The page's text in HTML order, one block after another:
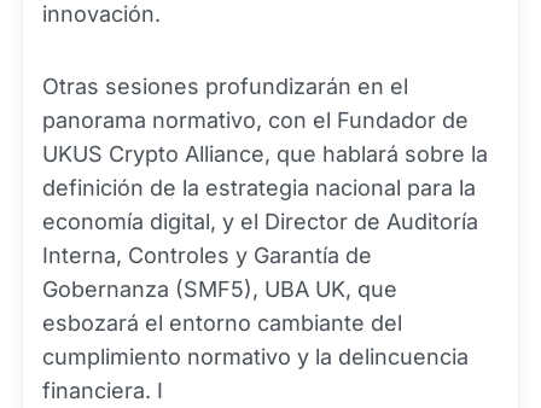
innovación.
Otras sesiones profundizarán en el
panorama normativo, con el Fundador de
UKUS Crypto Alliance, que hablará sobre la
definición de la estrategia nacional para la
economía digital, y el Director de Auditoría
Interna, Controles y Garantía de
Gobernanza (SMF5), UBA UK, que
esbozará el entorno cambiante del
cumplimiento normativo y la delincuencia
financiera. I